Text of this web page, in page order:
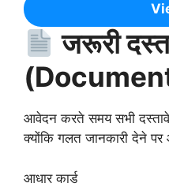
जरूरी
आवेदन करते समय सभी
क्योंकि गलत जानकारी देने
आधार कार्ड